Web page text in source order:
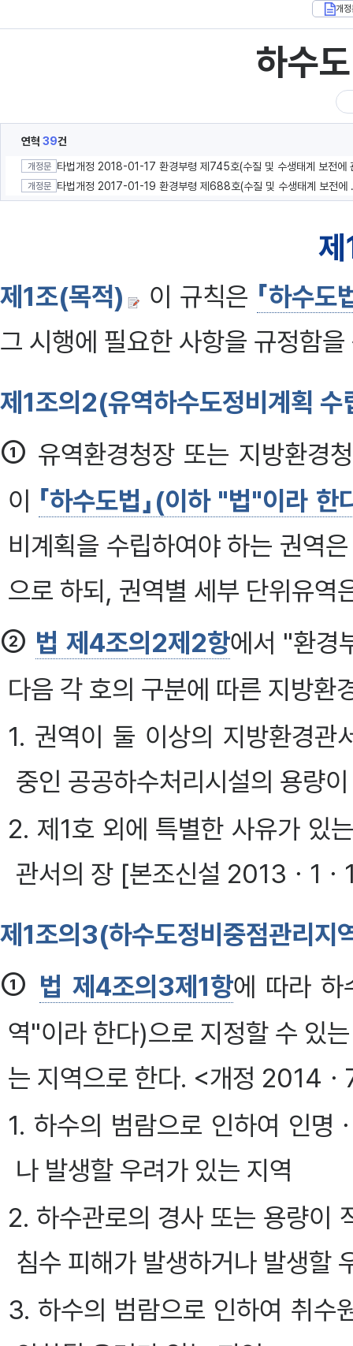
개정
하수
연혁 39건
개정문
개정문
타법개정
제1조(목적) 이 규칙은 「하수도
그 시행에 필요한 사항을 규정함
제1조의2(유역하수도정비계획 수
① 유역환경청장 또는 지방환경
이 「하수도법」(이하 "법"이라
비계획을 수립하여야 하는 권역
으로 하되, 권역별 세부 단위유역
② 법 제4조의2제2항에서 "환경
다음 각 호의 구분에 따른 지방환
1. 권역이 둘 이상의 지방환경관
중인 공공하수처리시설의 용량
2. 제1호 외에 특별한 사유가 있
관서의 장 [본조신설 2013ㆍ1
제1조의3(하수도정비중점관리지
① 법 제4조의3제1항에 따라 하
역"이라 한다)으로 지정할 수 있
는 지역으로 한다. <개정 2014
1. 하수의 범람으로 인하여 인명
나 발생할 우려가 있는 지역
2. 하수관로의 경사 또는 용량이
침수 피해가 발생하거나 발생할
3. 하수의 범람으로 인하여 취수